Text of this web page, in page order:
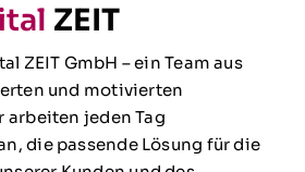
ZEIT
ZEIT GmbH – ein Team aus
und motivierten
jeden Tag
die passende Lösung für die